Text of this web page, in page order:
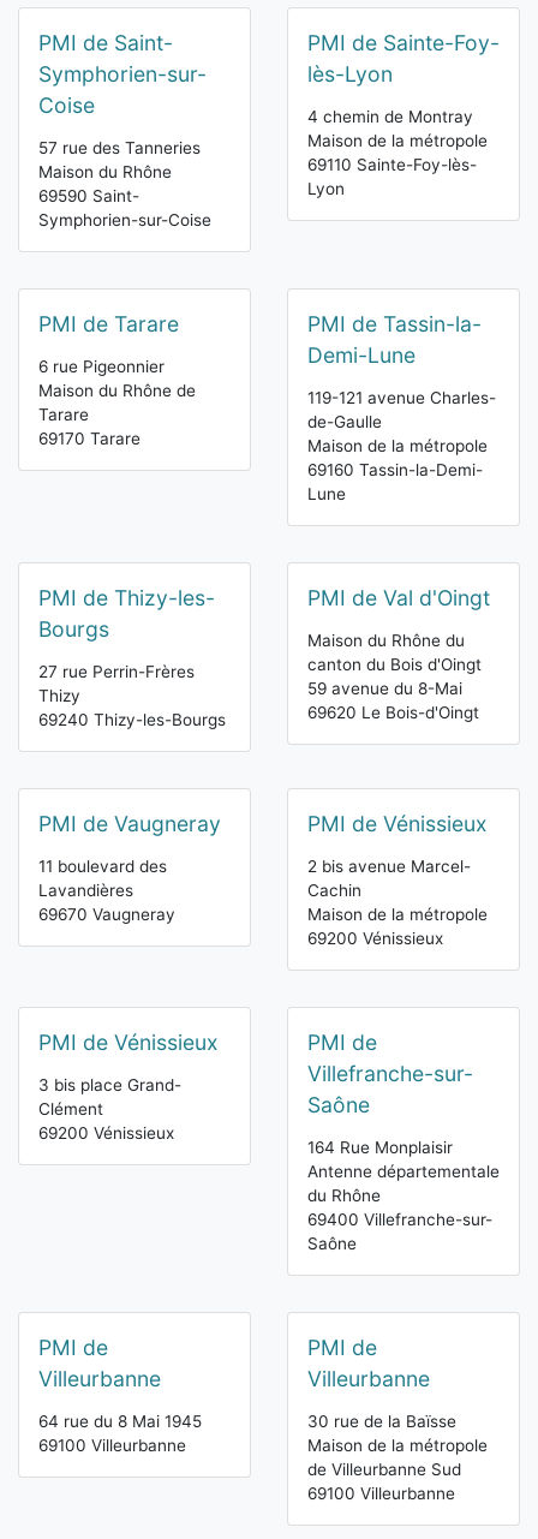
PMI de Saint-
Symphorien-sur-
Coise
57 rue des Tanneries
Maison du Rhône
69590 Saint-
Symphorien-sur-Coise
PMI de Sainte-Foy-
lès-Lyon
4 chemin de Montray
Maison de la métropole
69110 Sainte-Foy-lès-
Lyon
PMI de Tarare
6 rue Pigeonnier
Maison du Rhône de
Tarare
69170 Tarare
PMI de Tassin-la-
Demi-Lune
119-121 avenue Charles-
de-Gaulle
Maison de la métropole
69160 Tassin-la-Demi-
Lune
PMI de Thizy-les-
Bourgs
27 rue Perrin-Frères
Thizy
69240 Thizy-les-Bourgs
PMI de Val d'Oingt
Maison du Rhône du
canton du Bois d'Oingt
59 avenue du 8-Mai
69620 Le Bois-d'Oingt
PMI de Vaugneray
11 boulevard des
Lavandières
69670 Vaugneray
PMI de Vénissieux
2 bis avenue Marcel-
Cachin
Maison de la métropole
69200 Vénissieux
PMI de Vénissieux
3 bis place Grand-
Clément
69200 Vénissieux
PMI de
Villefranche-sur-
Saône
164 Rue Monplaisir
Antenne départementale
du Rhône
69400 Villefranche-sur-
Saône
PMI de
Villeurbanne
64 rue du 8 Mai 1945
69100 Villeurbanne
PMI de
Villeurbanne
30 rue de la Baïsse
Maison de la métropole
de Villeurbanne Sud
69100 Villeurbanne